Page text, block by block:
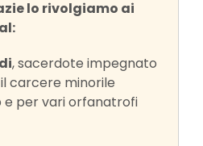
lo rivolgiamo ai
, sacerdote impegnato
carcere minorile
e per vari orfanatrofi